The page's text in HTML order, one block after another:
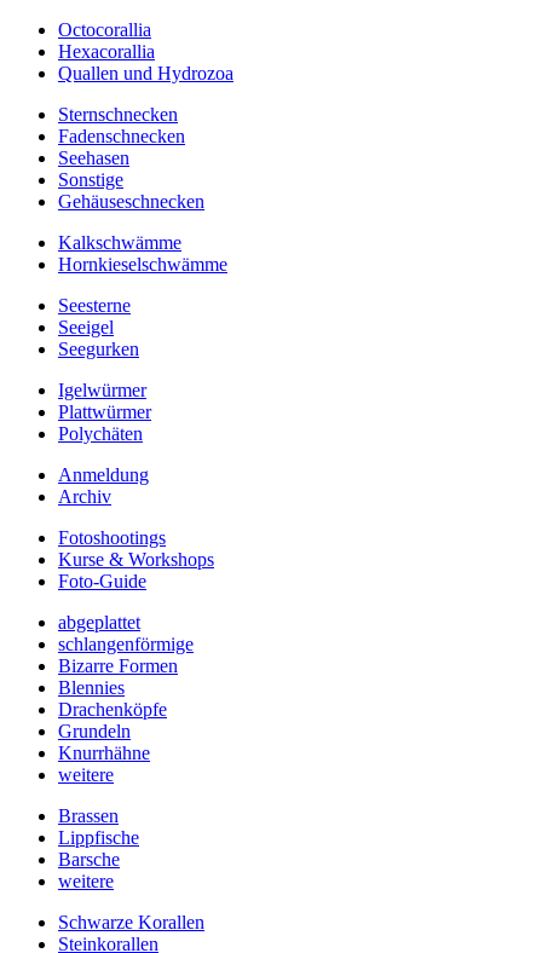
Octocorallia
Hexacorallia
Quallen und Hydrozoa
Sternschnecken
Fadenschnecken
Seehasen
Sonstige
Gehäuseschnecken
Kalkschwämme
Hornkieselschwämme
Seesterne
Seeigel
Seegurken
Igelwürmer
Plattwürmer
Polychäten
Anmeldung
Archiv
Fotoshootings
Kurse & Workshops
Foto-Guide
abgeplattet
schlangenförmige
Bizarre Formen
Blennies
Drachenköpfe
Grundeln
Knurrhähne
weitere
Brassen
Lippfische
Barsche
weitere
Schwarze Korallen
Steinkorallen